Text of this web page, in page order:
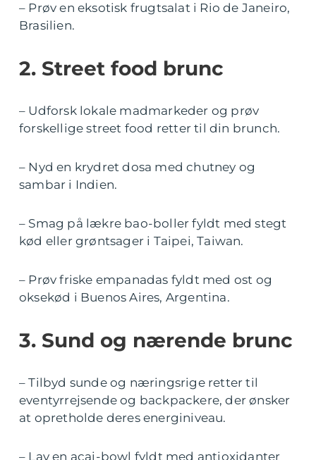
– Prøv en eksotisk frugtsalat i Rio de Janeiro,
Brasilien.
2. Street food brunc
– Udforsk lokale madmarkeder og prøv
forskellige street food retter til din brunch.
– Nyd en krydret dosa med chutney og
sambar i Indien.
– Smag på lækre bao-boller fyldt med stegt
kød eller grøntsager i Taipei, Taiwan.
– Prøv friske empanadas fyldt med ost og
oksekød i Buenos Aires, Argentina.
3. Sund og nærende brunc
– Tilbyd sunde og næringsrige retter til
eventyrrejsende og backpackere, der ønsker
at opretholde deres energiniveau.
– Lav en acai-bowl fyldt med antioxidanter